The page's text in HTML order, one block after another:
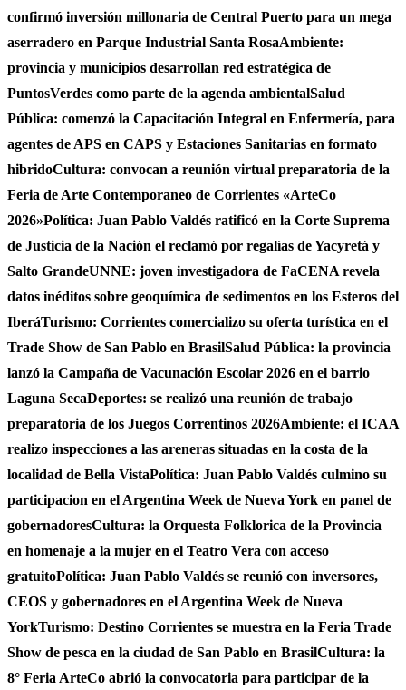
confirmó inversión millonaria de Central Puerto para un mega
aserradero en Parque Industrial Santa RosaAmbiente:
provincia y municipios desarrollan red estratégica de
PuntosVerdes como parte de la agenda ambientalSalud
Pública: comenzó la Capacitación Integral en Enfermería, para
agentes de APS en CAPS y Estaciones Sanitarias en formato
hibridoCultura: convocan a reunión virtual preparatoria de la
Feria de Arte Contemporaneo de Corrientes «ArteCo
2026»Política: Juan Pablo Valdés ratificó en la Corte Suprema
de Justicia de la Nación el reclamó por regalías de Yacyretá y
Salto GrandeUNNE: joven investigadora de FaCENA revela
datos inéditos sobre geoquímica de sedimentos en los Esteros del
IberáTurismo: Corrientes comercializo su oferta turística en el
Trade Show de San Pablo en BrasilSalud Pública: la provincia
lanzó la Campaña de Vacunación Escolar 2026 en el barrio
Laguna SecaDeportes: se realizó una reunión de trabajo
preparatoria de los Juegos Correntinos 2026Ambiente: el ICAA
realizo inspecciones a las areneras situadas en la costa de la
localidad de Bella VistaPolítica: Juan Pablo Valdés culmino su
participacion en el Argentina Week de Nueva York en panel de
gobernadoresCultura: la Orquesta Folklorica de la Provincia
en homenaje a la mujer en el Teatro Vera con acceso
gratuitoPolítica: Juan Pablo Valdés se reunió con inversores,
CEOS y gobernadores en el Argentina Week de Nueva
YorkTurismo: Destino Corrientes se muestra en la Feria Trade
Show de pesca en la ciudad de San Pablo en BrasilCultura: la
8° Feria ArteCo abrió la convocatoria para participar de la